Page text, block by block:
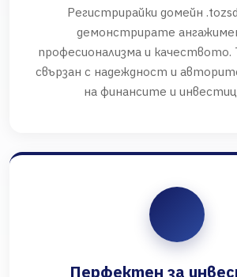
Регистрирайки домейн
демонстрирате
професионализма и качеството.
свързан с надеждност и
на финансите и
Перфектен за